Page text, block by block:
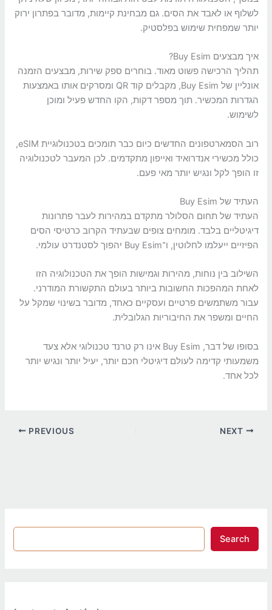
לשלוף או לאבד את הסים. גם מבחינת קיימות, מדובר בפתרון ירוק
יותר שמפחית שימוש בפלסטיק.
איך מבצעים Buy Esim?
תהליך הרכישה פשוט מאוד. בוחרים ספק שירות, מבצעים הזמנה
אונליין של Buy Esim, מקבלים קוד QR ומסרקים אותו באמצעות
הגדרות המכשיר. תוך מספר דקות, הקו החדש פעיל ומוכן
לשימוש.
רוב הסמארטפונים החדשים כיום כבר תומכים בטכנולוגיית eSIM,
כולל מכשירי אנדרואיד ואייפון מתקדמים. לכן המעבר לטכנולוגיה
זו הופך לקל ונגיש יותר מאי פעם.
העתיד של Buy Esim
העתיד של תחום הסלולר מתקדם במהירות לעבר פתרונות
דיגיטליים בלבד. מומחים צופים שבעתיד הקרוב כרטיסי הסים
הפיזיים ייעלמו לחלוטין, ו־Buy Esim יהפוך לסטנדרט עולמי.
השילוב בין נוחות, מהירות וגמישות הופך את הטכנולוגיה הזו
לאחת המהפכות החשובות ביותר בעולם התקשורת המודרני.
עבור משתמשים פרטיים ועסקיים כאחד, מדובר בשינוי שמקל על
החיים ומשפר את החיבוריות הגלובלית.
בסופו של דבר, Buy Esim אינו רק טרנד טכנולוגי אלא צעד
משמעותי קדימה לעולם דיגיטלי חכם יותר, יעיל יותר ונגיש יותר
לכל אחד.
PREVIOUS NEXT
Search